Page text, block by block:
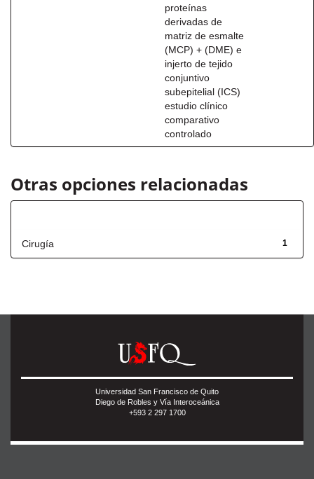
proteínas
derivadas de
matriz de esmalte
(MCP) + (DME) e
injerto de tejido
conjuntivo
subepitelial (ICS)
estudio clínico
comparativo
controlado
Otras opciones relacionadas
1
Cirugía
Universidad San Francisco de Quito
Diego de Robles y Vía Interoceánica
+593 2 297 1700